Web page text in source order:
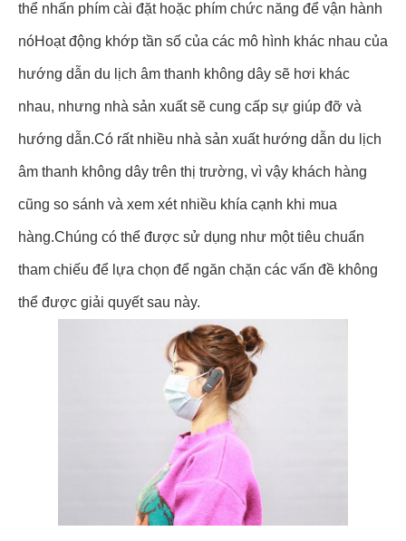
thể nhấn phím cài đặt hoặc phím chức năng để vận hành
nóHoạt động khớp tần số của các mô hình khác nhau của
hướng dẫn du lịch âm thanh không dây sẽ hơi khác
nhau, nhưng nhà sản xuất sẽ cung cấp sự giúp đỡ và
hướng dẫn.Có rất nhiều nhà sản xuất hướng dẫn du lịch
âm thanh không dây trên thị trường, vì vậy khách hàng
cũng so sánh và xem xét nhiều khía cạnh khi mua
hàng.Chúng có thể được sử dụng như một tiêu chuẩn
tham chiếu để lựa chọn để ngăn chặn các vấn đề không
thể được giải quyết sau này.